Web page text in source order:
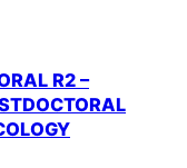
R2 –